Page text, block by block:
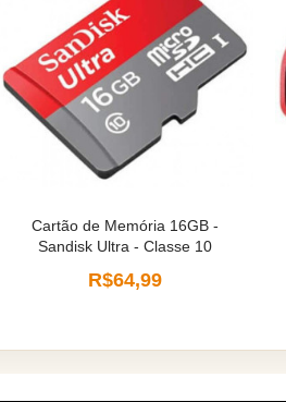
Cartão de Memória 16GB -
Sandisk Ultra - Classe 10
R$64,99